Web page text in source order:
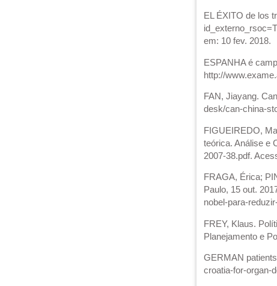
EL ÉXITO de los
em: 10 fev. 2018.
ESPANHA é
http://
FAN, Jiayang.
desk/can-china-
FIGUEIREDO,
teórica. Análise e
2007-38.pdf.
FRAGA, Érica;
Paulo, 15 out.
nobel-para-
FREY, Klaus.
Planejamento e
GERMAN
croatia-for-organ-